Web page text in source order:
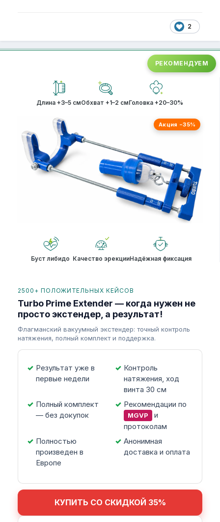
2
РЕКОМЕНДУЕМ
Длина +3–5 смОбхват +1–2 смГоловка +20–30%
Акция −35%
Буст либидо Качество эрекцииНадёжная фиксация
2500+ ПОЛОЖИТЕЛЬНЫХ КЕЙСОВ
Turbo Prime Extender — когда нужен не
просто экстендер, а результат!
Флагманский вакуумный экстендер: точный контроль
натяжения, полный комплект и поддержка.
Результат уже в
первые недели
Контроль
натяжения, ход
винта 30 см
Полный комплект
— без докупок
Рекомендации по
MGVP
и
протоколам
Полностью
произведен в
Европе
Анонимная
доставка и оплата
КУПИТЬ СО СКИДКОЙ 35%